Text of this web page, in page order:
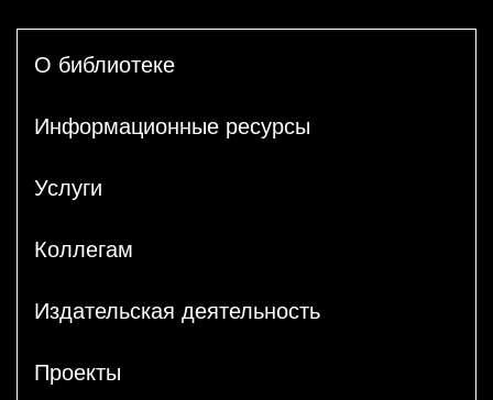
О библиотеке
Информационные ресурсы
Услуги
Коллегам
Издательская деятельность
Проекты